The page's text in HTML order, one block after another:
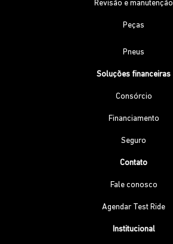
Revisão e manutenção
Peças
Pneus
Soluções financeiras
Consórcio
Financiamento
Seguro
Contato
Fale conosco
Agendar Test Ride
Institucional